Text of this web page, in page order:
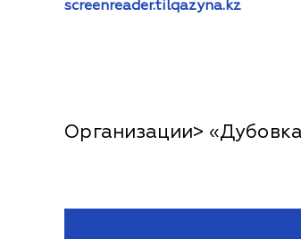
screenreader.tilqazyna.kz
Организации>